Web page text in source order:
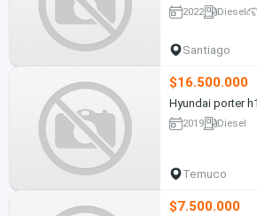
2022 Diesel
Santiago
$16.500.000
Hyundai porter
2019 Diesel
Temuco
$7.500.000